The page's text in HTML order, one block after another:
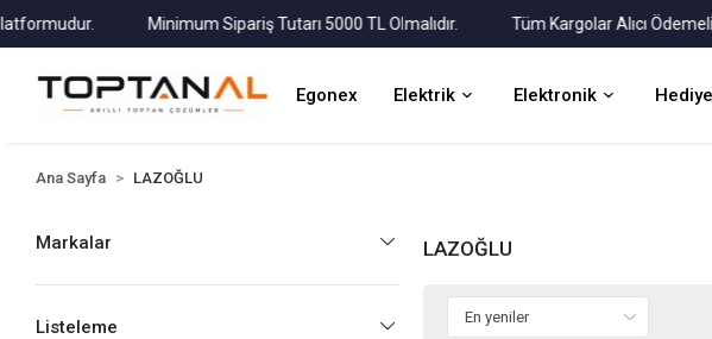
Minimum Sipariş Tutarı 5000 TL Olmalıdır. Tüm Kargolar Alıcı Ödemelidir!
Egonex Elektrik Elektronik
Ana Sayfa LAZOĞLU
Markalar
Listeleme
LAZOĞLU